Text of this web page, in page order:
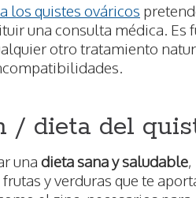
los quistes ováricos
una consulta médica. Es
otro tratamiento
/ dieta del
una dieta sana y saludable,
y verduras que te